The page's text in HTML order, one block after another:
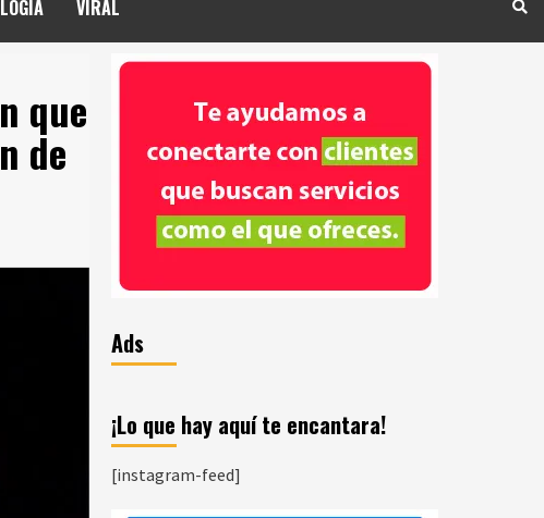
VIRAL
que
de
Ads
¡Lo que hay aquí te encantara!
[instagram-feed]